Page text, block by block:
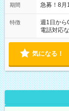
期間 急募！8月
特徴 週1日から
電話対応
気になる！